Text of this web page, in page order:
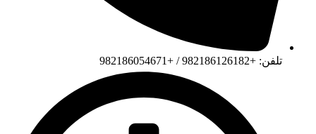
تلفن: +982186126182 / +982186054671